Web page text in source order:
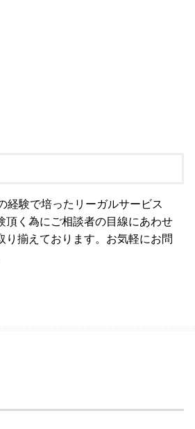
経験で培ったリーガルサービス
頂く為にご相談者の目線にあわせ
り揃えております。お気軽にお問